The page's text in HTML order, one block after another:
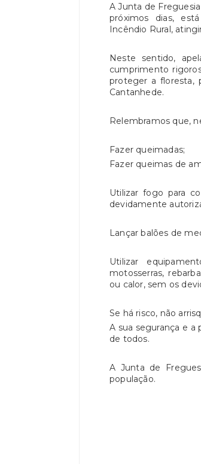
A Junta de
próximos dias,
Incêndio Rural,
Neste sentido,
cumprimento
proteger a floresta,
Cantanhede.
Relembramos que,
Fazer queimadas;
Fazer queimas de
Utilizar fogo para
devidamente
Lançar balões de
Utilizar
motosserras,
ou calor, sem os
Se há risco, não
A sua segurança e
de todos.
A Junta de
população.